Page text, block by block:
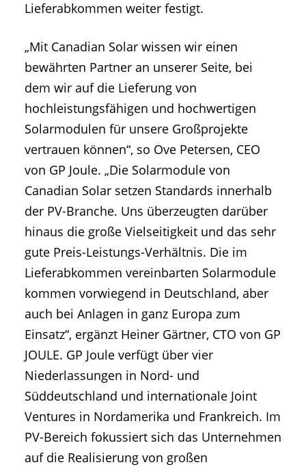
Lieferabkommen weiter festigt.
„Mit Canadian Solar wissen wir einen
bewährten Partner an unserer Seite, bei
dem wir auf die Lieferung von
hochleistungsfähigen und hochwertigen
Solarmodulen für unsere Großprojekte
vertrauen können“, so Ove Petersen, CEO
von GP Joule. „Die Solarmodule von
Canadian Solar setzen Standards innerhalb
der PV-Branche. Uns überzeugten darüber
hinaus die große Vielseitigkeit und das sehr
gute Preis-Leistungs-Verhältnis. Die im
Lieferabkommen vereinbarten Solarmodule
kommen vorwiegend in Deutschland, aber
auch bei Anlagen in ganz Europa zum
Einsatz“, ergänzt Heiner Gärtner, CTO von GP
JOULE. GP Joule verfügt über vier
Niederlassungen in Nord- und
Süddeutschland und internationale Joint
Ventures in Nordamerika und Frankreich. Im
PV-Bereich fokussiert sich das Unternehmen
auf die Realisierung von großen